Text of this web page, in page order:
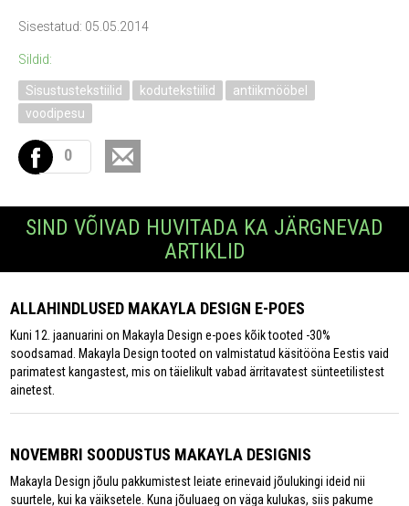
Sisestatud: 05.05.2014
Sildid:
Sisustustekstiilid kodutekstiilid
antiikmööbel
voodipesu
0
SIND VÕIVAD HUVITADA KA JÄRGNEVAD
ARTIKLID
ALLAHINDLUSED MAKAYLA DESIGN E-POES
Kuni 12. jaanuarini on Makayla Design e-poes kõik tooted -30%
soodsamad. Makayla Design tooted on valmistatud käsitööna Eestis vaid
parimatest kangastest, mis on täielikult vabad ärritavatest sünteetilistest
ainetest.
NOVEMBRI SOODUSTUS MAKAYLA DESIGNIS
Makayla Design jõulu pakkumistest leiate erinevaid jõulukingi ideid nii
suurtele, kui ka väiksetele. Kuna jõuluaeg on väga kulukas, siis pakume